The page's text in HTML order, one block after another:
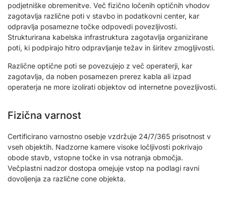
podjetniške obremenitve. Več fizično ločenih optičnih vhodov
zagotavlja različne poti v stavbo in podatkovni center, kar
odpravlja posamezne točke odpovedi povezljivosti.
Strukturirana kabelska infrastruktura zagotavlja organizirane
poti, ki podpirajo hitro odpravljanje težav in širitev zmogljivosti.
Različne optične poti se povezujejo z več operaterji, kar
zagotavlja, da noben posamezen prerez kabla ali izpad
operaterja ne more izolirati objektov od internetne povezljivosti.
Fizična varnost
Certificirano varnostno osebje vzdržuje 24/7/365 prisotnost v
vseh objektih. Nadzorne kamere visoke ločljivosti pokrivajo
obode stavb, vstopne točke in vsa notranja območja.
Večplastni nadzor dostopa omejuje vstop na podlagi ravni
dovoljenja za različne cone objekta.